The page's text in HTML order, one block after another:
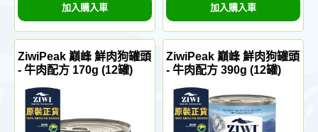
加入購入車 加入購入車
ZiwiPeak 巔峰 鮮肉狗罐頭
- 牛肉配方 170g (12罐)
ZiwiPeak 巔峰 鮮肉狗罐頭
- 牛肉配方 390g (12罐)